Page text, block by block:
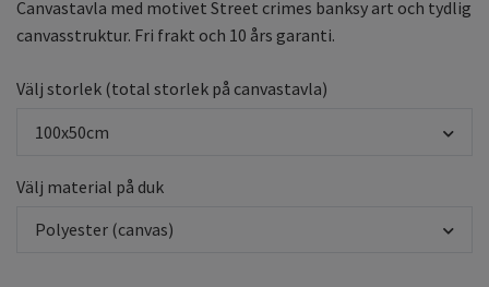
Canvastavla med motivet Street crimes banksy art och tydlig
canvasstruktur. Fri frakt och 10 års garanti.
Välj storlek (total storlek på canvastavla)
100x50cm
Välj material på duk
Polyester (canvas)